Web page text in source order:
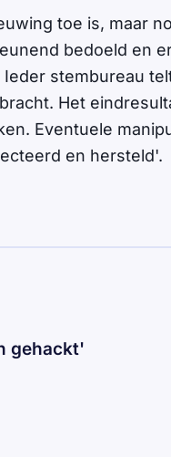
toe is, maar
bedoeld en
stembureau
Het
Eventuele
en hersteld'.
gehackt'